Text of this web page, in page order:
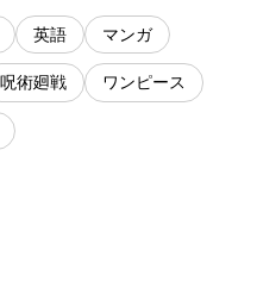
英語 マンガ
呪術廻戦 ワンピース